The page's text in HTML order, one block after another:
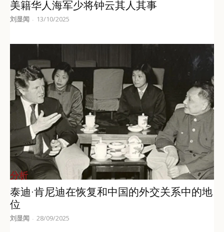
美籍华人海军少将钟云其人其事
刘显闻 - 13/10/2025
分析
泰迪·肯尼迪在恢复和中国的外交关系中的地
位
刘显闻 - 28/09/2025